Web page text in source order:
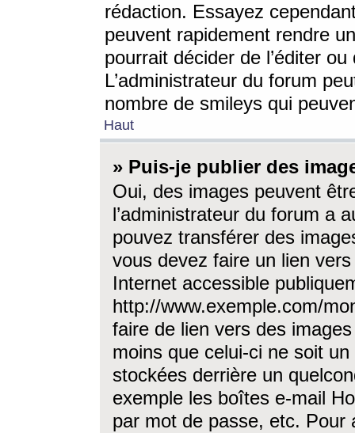
rédaction. Essayez
peuvent rapidement rendre
pourrait décider de l’éditer
L’administrateur du forum
nombre de smileys qui
Haut
» Puis-je publier des
Oui, des images peuvent
l’administrateur du forum a
pouvez transférer des
vous devez faire un lien
Internet accessible
http://www.exemple.com/
faire de lien vers des
moins que celui-ci ne soit
stockées derrière un
exemple les boîtes e-mail
par mot de passe, etc. Pour